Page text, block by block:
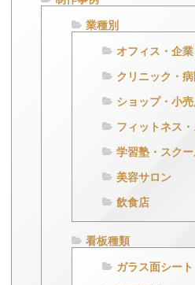
業種別
オフィス・企業
クリニック・
ショップ・小
フィットネス
学習塾・スク
美容サロン
飲食店
看板種類
ガラス面シート